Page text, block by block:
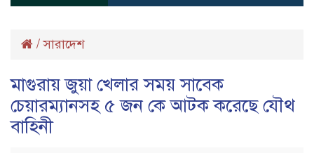
/সারাদেশ
মাগুরায় জুয়া খেলার সময় সাবেক
চেয়ারম্যানসহ ৫ জন কে আটক করেছে যৌথ
বাহিনী